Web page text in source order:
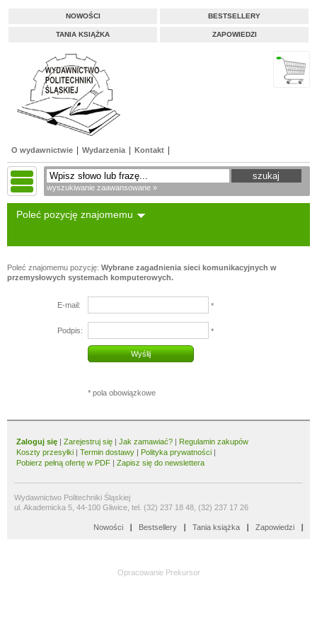
NOWOŚCI BESTSELLERY
TANIA KSIĄŻKA ZAPOWIEDZI
O wydawnictwie Wydarzenia Kontakt
wyszukiwanie zaawansowane »
Poleć pozycję znajomemu
Poleć znajomemu pozycję: Wybrane zagadnienia sieci komunikacyjnych w
przemysłowych systemach komputerowych.
E-mail: *
Podpis: *
Wyślij
* pola obowiązkowe
Zaloguj się | Zarejestruj się | Jak zamawiać? | Regulamin zakupów
Koszty przesyłki | Termin dostawy | Polityka prywatności |
Pobierz pełną ofertę w PDF | Zapisz się do newslettera
Wydawnictwo Politechniki Śląskiej
ul. Akademicka 5, 44-100 Gliwice, tel. (32) 237 18 48, (32) 237 17 26
Nowości Bestsellery Tania książka Zapowiedzi
Opracowanie Prekursor